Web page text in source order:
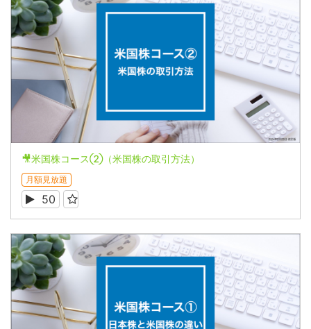
🎥米国株コース②（米国株の取引方法）
月額見放題
50